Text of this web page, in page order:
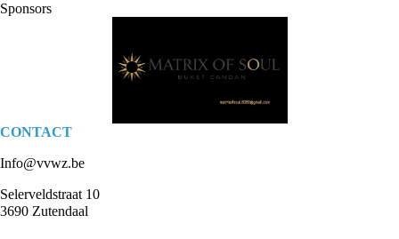
Sponsors
CONTACT
Info@vvwz.be
Selerveldstraat 10
3690 Zutendaal